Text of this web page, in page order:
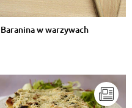
Baranina w warzywach